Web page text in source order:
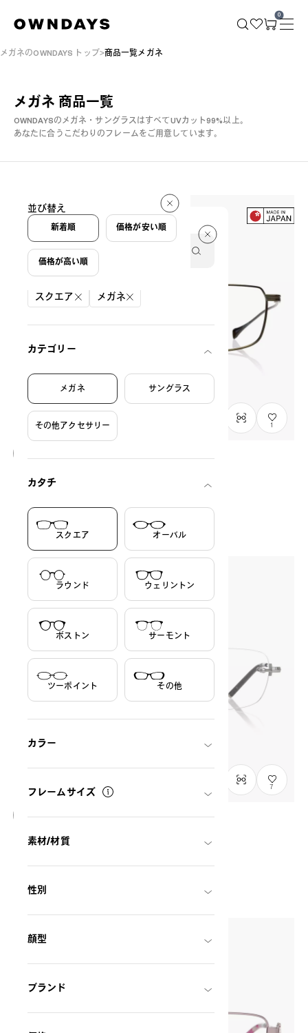
0
メガネのOWNDAYS トップ 商品一覧メガネ
メガネ 商品一覧
OWNDAYSのメガネ・サングラスはすべてUVカット99%以上。
あなたに合うこだわりのフレームをご用意しています。
絞り込み条件
スクエア メガネ
カテゴリー
メガネ サングラス
その他アクセサリー
カタチ
スクエア オーバル
ラウンド ウェリントン
ボストン サーモント
ツーポイント その他
カラー
フレームサイズ
素材/材質
性別
顔型
ブランド
並び替え
新着順 価格が安い順
価格が高い順
1
OWNDAYS × DITA Lancier
THB14,990.00
7
+NICHE